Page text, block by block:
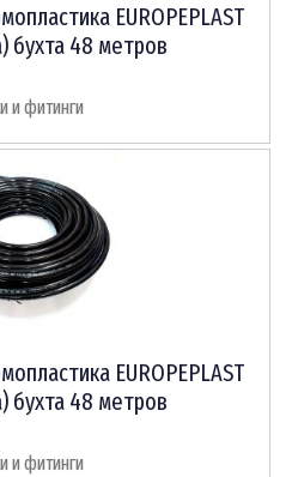
EUROPEPLAST
бухта 48 метров
и фитинги
EUROPEPLAST
бухта 48 метров
и фитинги